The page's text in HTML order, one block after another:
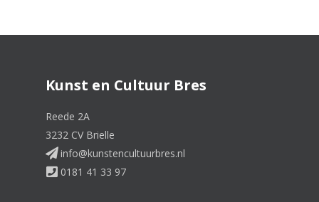
Kunst en Cultuur Bres
Reede 2A
3232 CV Brielle
info@kunstencultuurbres.nl
0181 41 33 97